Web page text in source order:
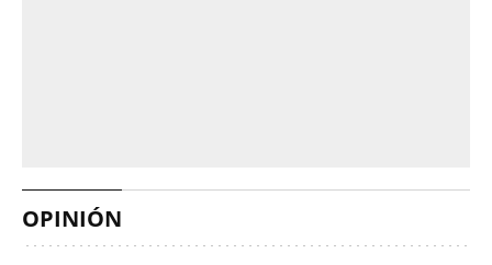
OPINIÓN